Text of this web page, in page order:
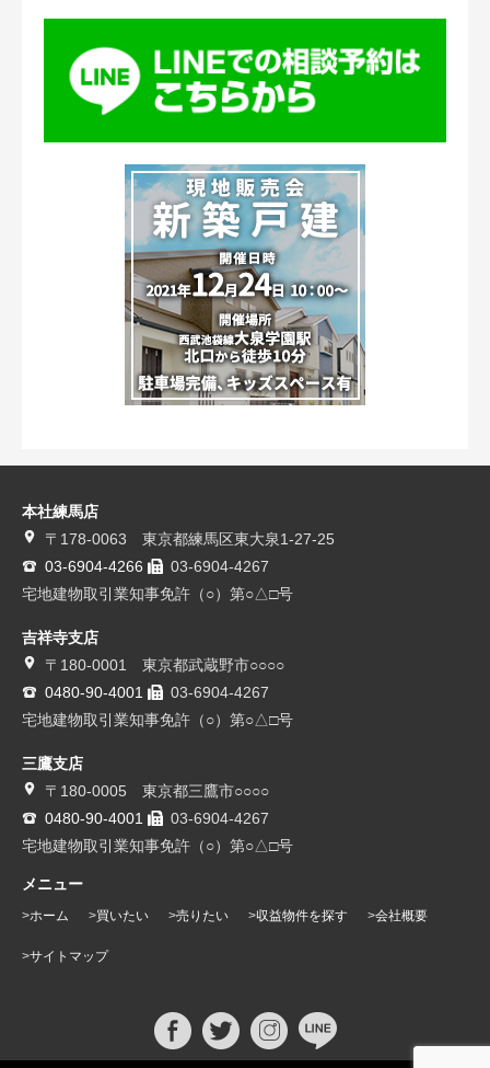
本社練馬店
〒178-0063 東京都練馬区東大泉1-27-25
03-6904-4266
03-6904-4267
宅地建物取引業知事免許（○）第○△□号
吉祥寺支店
〒180-0001 東京都武蔵野市○○○○
0480-90-4001
03-6904-4267
宅地建物取引業知事免許（○）第○△□号
三鷹支店
〒180-0005 東京都三鷹市○○○○
0480-90-4001
03-6904-4267
宅地建物取引業知事免許（○）第○△□号
メニュー
ホーム 買いたい 売りたい 収益物件を探す 会社概要
サイトマップ